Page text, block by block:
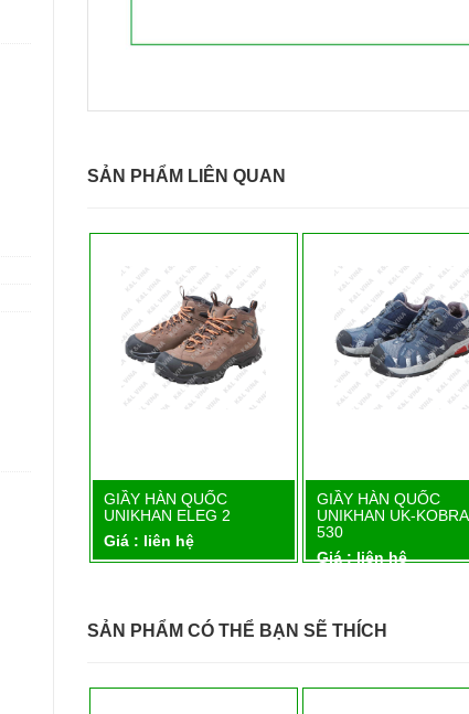
SẢN PHẨM LIÊN QUAN
Chi tiết
GIẦY HÀN QUỐC
UNIKHAN ELEG 2
Giá : liên hệ
Chi tiết
GIẦY HÀN QUỐC
UNIKHAN UK-KOBRA
530
Giá : liên hệ
SẢN PHẨM CÓ THỂ BẠN SẼ THÍCH